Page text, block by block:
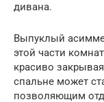
дивана.
Выпуклый
этой части
красиво
спальне может
позволяющим